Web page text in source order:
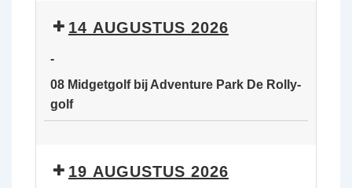
vanuit
14 AUGUSTUS 2026
-
08 Midgetgolf bij Adventure Park De Rolly-
golf
bij
19 AUGUSTUS 2026